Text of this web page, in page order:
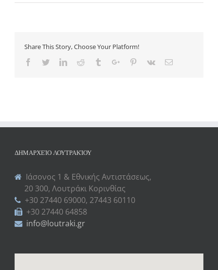
Share This Story, Choose Your Platform!
Facebook
TwitterLinkedinReddit TumblrGoogle+Pinterest
Vk Email
ΔΗΜΑΡΧΕΊΟ ΛΟΥΤΡΑΚΊΟΥ
Ιάσονος 1 & Εθνικής Αντιστάσεως,
20 300, Λουτράκι Κορινθίας
+30 27440 69000, 27443 60110
+30 27440 64858
info@loutraki.gr